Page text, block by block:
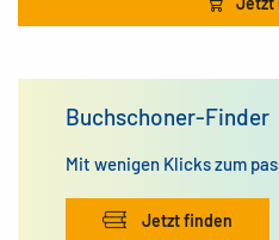
Buchschoner-Finder
Mit wenigen Klicks zum
Jetzt finden